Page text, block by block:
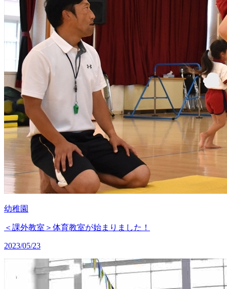
幼稚園
＜課外教室＞体育教室が始まりました！
2023/05/23